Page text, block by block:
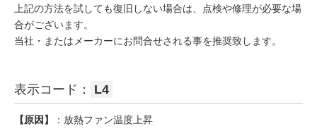
上記の方法を試しても復旧しない場合は、点検や修理が必要な場
合がございます。
当社・またはメーカーにお問合せされる事を推奨致します。
表示コード： L4
【原因】
：放熱ファン温度上昇